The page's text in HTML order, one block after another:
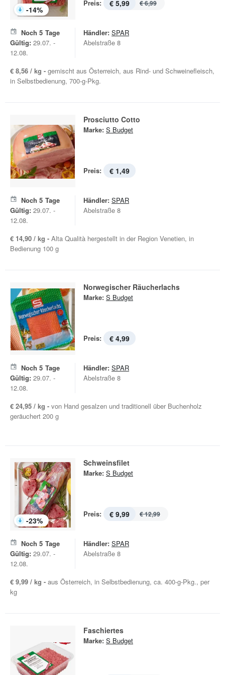
-14%
Preis: € 5,99 € 6,99
Noch 5 Tage
Gültig: 29.07. -
12.08.
Händler: SPAR
Abelstraße 8
€ 8,56 / kg - gemischt aus Österreich, aus Rind- und Schweinefleisch,
in Selbstbedienung, 700-g-Pkg.
Prosciutto Cotto
Marke: S Budget
Preis: € 1,49
Noch 5 Tage
Gültig: 29.07. -
12.08.
Händler: SPAR
Abelstraße 8
€ 14,90 / kg - Alta Qualità hergestellt in der Region Venetien, in
Bedienung 100 g
Norwegischer Räucherlachs
Marke: S Budget
Preis: € 4,99
Noch 5 Tage
Gültig: 29.07. -
12.08.
Händler: SPAR
Abelstraße 8
€ 24,95 / kg - von Hand gesalzen und traditionell über Buchenholz
geräuchert 200 g
-23%
Schweinsfilet
Marke: S Budget
Preis: € 9,99 € 12,99
Noch 5 Tage
Gültig: 29.07. -
12.08.
Händler: SPAR
Abelstraße 8
€ 9,99 / kg - aus Österreich, in Selbstbedienung, ca. 400-g-Pkg., per
kg
Faschiertes
Marke: S Budget